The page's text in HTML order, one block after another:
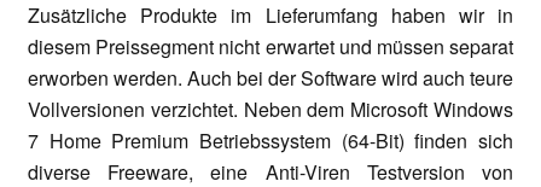
Zusätzliche Produkte im Lieferumfang haben wir in
diesem Preissegment nicht erwartet und müssen separat
erworben werden. Auch bei der Software wird auch teure
Vollversionen verzichtet. Neben dem Microsoft Windows
7 Home Premium Betriebssystem (64-Bit) finden sich
diverse Freeware, eine Anti-Viren Testversion von